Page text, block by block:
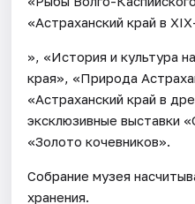
«Астраханский край в
», «История и культура
края», «Природа
«Астраханский край в
эксклюзивные выставки
«Золото кочевников».
Собрание музея
хранения.